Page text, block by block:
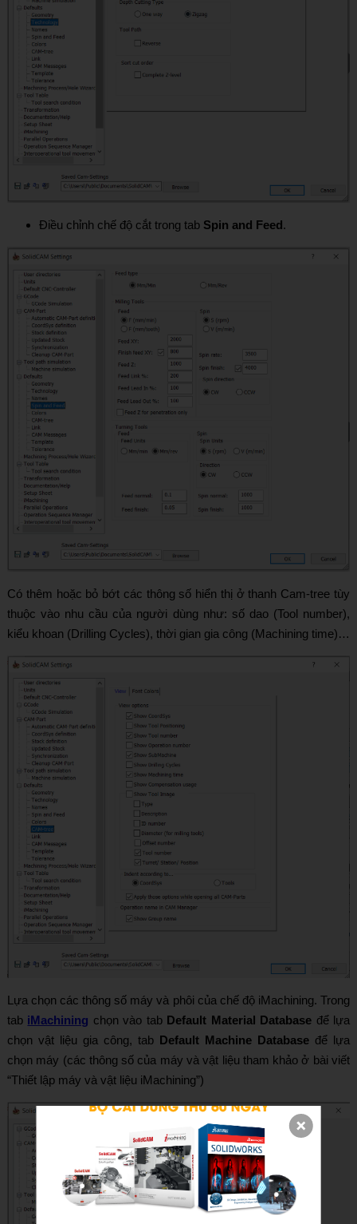
Điều chỉnh chế độ cắt trong tab Spin and Feed.
Có thêm hoặc bỏ bớt các thông số hiển thị ở thanh Cam-tree tùy
thuộc vào nhu cầu của người dùng như: số dao (Tool number),
kiểu khoan (Drilling Cycles), thời gian gia công (Machining time)…
Lựa chọn các thông số máy và phôi của chế độ iMachining. Trong
tab iMachining chọn vào tab Default Material Database để lựa
chọn vật liệu gia công, tab Default Machine Database để lựa
chọn máy (các thông số của máy và vật liệu tham khảo ở bài viết
“Thiết lập máy và vật liệu iMachining”)